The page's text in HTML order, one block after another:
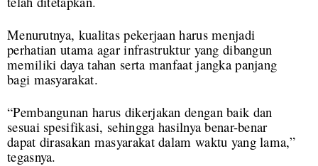
Menurutnya, kualitas pekerjaan harus menjadi
perhatian utama agar infrastruktur yang dibangun
memiliki daya tahan serta manfaat jangka panjang
bagi masyarakat.
“Pembangunan harus dikerjakan dengan baik dan
sesuai spesifikasi, sehingga hasilnya benar-benar
dapat dirasakan masyarakat dalam waktu yang lama,”
tegasnya.